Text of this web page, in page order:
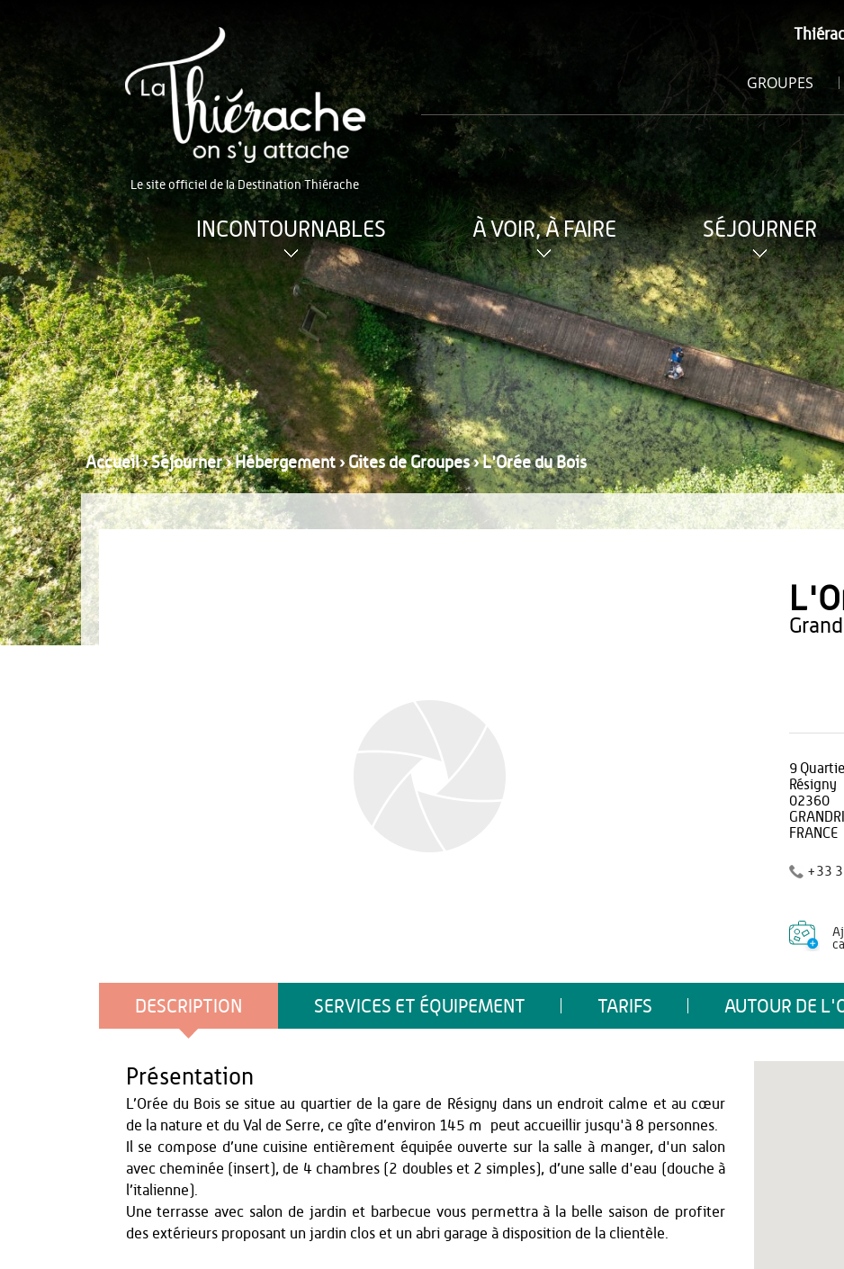
Le site officiel de la Destination Thiérache
GROUPES
INCONTOURNABLES À VOIR, À FAIRE SÉJOURNER
Accueil›Séjourner›Hébergement›Gites de Groupes›L'Orée du Bois
9
Résigny
02360
FRANCE
+33
DESCRIPTION SERVICES ET ÉQUIPEMENT TARIFS AUTOUR DE
Présentation
L’Orée du Bois se situe au quartier de la gare de Résigny dans un endroit calme et au cœur
de la nature et du Val de Serre, ce gîte d’environ 145 m² peut accueillir jusqu'à 8 personnes.
Il se compose d’une cuisine entièrement équipée ouverte sur la salle à manger, d'un salon
avec cheminée (insert), de 4 chambres (2 doubles et 2 simples), d’une salle d'eau (douche à
l’italienne).
Une terrasse avec salon de jardin et barbecue vous permettra à la belle saison de profiter
des extérieurs proposant un jardin clos et un abri garage à disposition de la clientèle.